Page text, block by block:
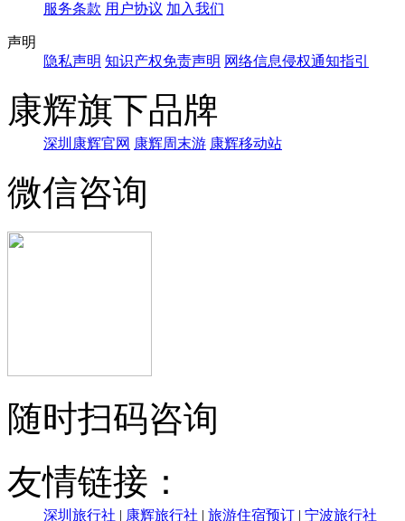
服务条款 用户协议 加入我们
声明
隐私声明 知识产权免责声明 网络信息侵权通知指引
康辉旗下品牌
深圳康辉官网 康辉周末游 康辉移动站
微信咨询
随时扫码咨询
友情链接：
深圳旅行社 | 康辉旅行社 | 旅游住宿预订 | 宁波旅行社